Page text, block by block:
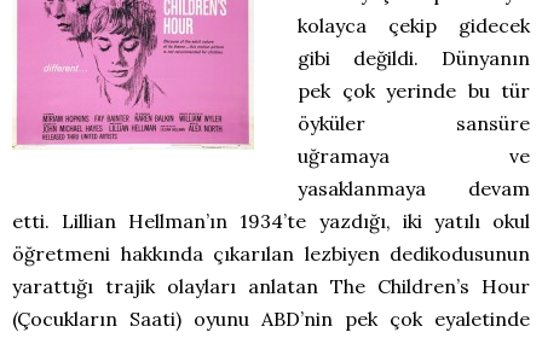
kolayca çekip gidecek
gibi değildi. Dünyanın
pek çok yerinde bu tür
öyküler sansüre
uğramaya ve
yasaklanmaya devam
etti. Lillian Hellman’ın 1934’te yazdığı, iki yatılı okul
öğretmeni hakkında çıkarılan lezbiyen dedikodusunun
yarattığı trajik olayları anlatan The Children’s Hour
(Çocukların Saati) oyunu ABD’nin pek çok eyaletinde